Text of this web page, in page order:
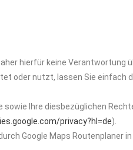
hierfür keine Verantwortung
oder nutzt, lassen Sie einfach
Ihre diesbezüglichen
privacy?hl=de).
Google Maps Routenplaner